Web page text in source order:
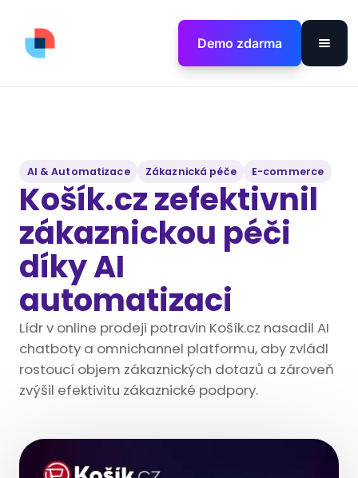
Demo zdarma
AI & Automatizace Zákaznická péče E-commerce
Košík.cz zefektivnil
zákaznickou péči
díky AI
automatizaci
Lídr v online prodeji potravin Košík.cz nasadil AI
chatboty a omnichannel platformu, aby zvládl
rostoucí objem zákaznických dotazů a zároveň
zvýšil efektivitu zákaznické podpory.